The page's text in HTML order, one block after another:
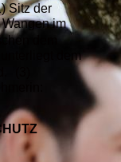
Sitz der
im
dem
dem
(3)